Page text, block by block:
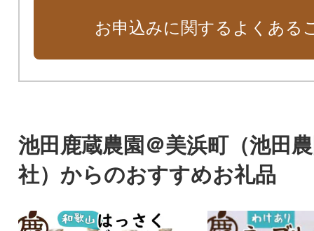
お申込みに関するよくある
池田鹿蔵農園＠美浜町（池田
社）からのおすすめお礼品